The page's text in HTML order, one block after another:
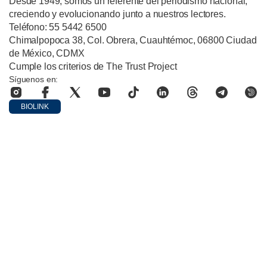
creciendo y evolucionando junto a nuestros lectores.
Teléfono: 55 5442 6500
Chimalpopoca 38, Col. Obrera, Cuauhtémoc, 06800 Ciudad
de México, CDMX
Cumple los criterios de The Trust Project
Síguenos en:
BIOLINK